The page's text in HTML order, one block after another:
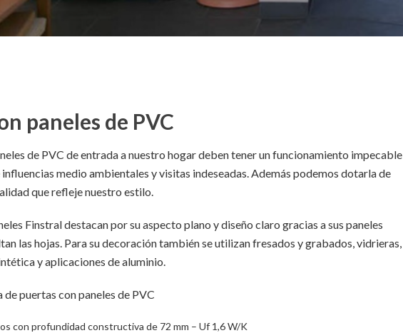
paneles de PVC
de PVC de entrada a nuestro hogar deben tener un funcionamiento impecable
medio ambientales y visitas indeseadas. Además podemos dotarla de
que refleje nuestro estilo.
Finstral destacan por su aspecto plano y diseño claro gracias a sus paneles
las hojas. Para su decoración también se utilizan fresados y grabados, vidrieras,
y aplicaciones de aluminio.
puertas con paneles de PVC
con profundidad constructiva de 72 mm – Uf 1,6 W/K